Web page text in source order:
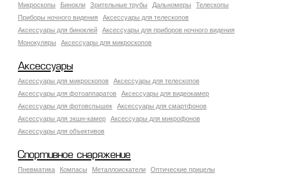
Микроскопы Бинокли Зрительные трубы Дальномеры
Телескопы
Приборы ночного видения
Аксессуары для телескопов
Аксессуары для биноклей
Аксессуары для приборов ночного видения
Монокуляры
Аксессуары для микроскопов
Аксессуары
Аксессуары для микроскопов
Аксессуары для телескопов
Аксессуары для фотоаппаратов
Аксессуары для видеокамер
Аксессуары для фотовспышек
Аксессуары для смартфонов
Аксессуары для экшн-камер
Аксессуары для микрофонов
Аксессуары для объективов
Спортивное снаряжение
Пневматика Компасы Металлоискатели
Оптические прицелы